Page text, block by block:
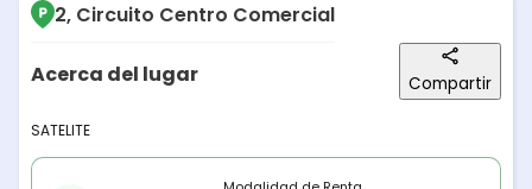
2, Circuito Centro Comercial
Acerca del lugar Compartir
Descripción del lugar
SATELITE
Modalidades de renta